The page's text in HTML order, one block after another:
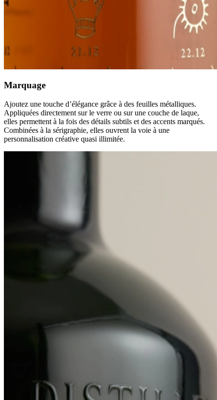
Marquage
Ajoutez une touche d’élégance grâce à des feuilles métalliques.
Appliquées directement sur le verre ou sur une couche de laque,
elles permettent à la fois des détails subtils et des accents marqués.
Combinées à la sérigraphie, elles ouvrent la voie à une
personnalisation créative quasi illimitée.